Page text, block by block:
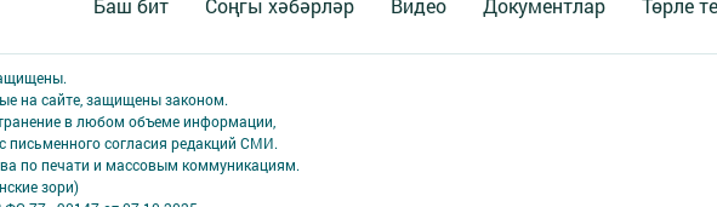
на сайте, защищены законом.
в любом объеме информации,
письменного согласия редакций СМИ.
по печати и массовым коммуникациям.
зори)